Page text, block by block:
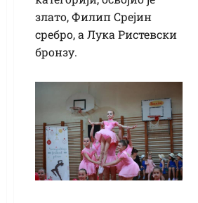
злато, Филип Срејин
сребро, а Лука Ристевски
бронзу.